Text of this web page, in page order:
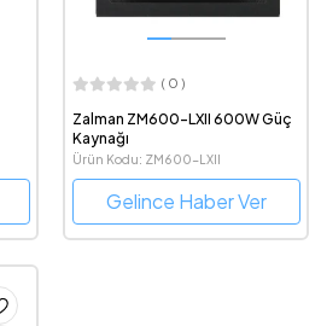
( 0 )
Zalman ZM600-LXII 600W Güç
Kaynağı
Ürün Kodu: ZM600-LXII
Gelince Haber Ver